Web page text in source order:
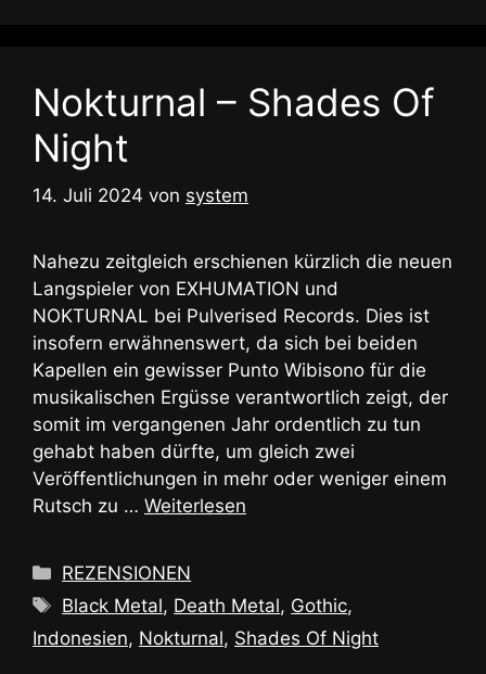
Nokturnal – Shades Of
Night
14. Juli 2024 von system
Nahezu zeitgleich erschienen kürzlich die neuen
Langspieler von EXHUMATION und
NOKTURNAL bei Pulverised Records. Dies ist
insofern erwähnenswert, da sich bei beiden
Kapellen ein gewisser Punto Wibisono für die
musikalischen Ergüsse verantwortlich zeigt, der
somit im vergangenen Jahr ordentlich zu tun
gehabt haben dürfte, um gleich zwei
Veröffentlichungen in mehr oder weniger einem
Rutsch zu … Weiterlesen
Kategorien
REZENSIONEN
Schlagwörter
Black Metal, Death Metal, Gothic,
Indonesien, Nokturnal, Shades Of Night